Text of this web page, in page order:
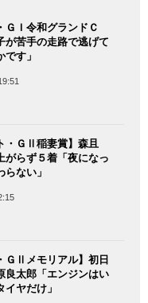
ＧＩ令和グランドＣ
が苦手の走路で逃げて
す」
・ＧⅡ稲妻賞】森且
らず５着「夜になっ
ない」
ＧⅡメモリアル】初日
良太郎「エンジンはい
ヤだけ」